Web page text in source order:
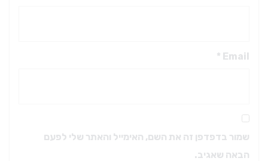
Email
*
שמור בדפדפן זה את השם, האימייל והאתר שלי לפעם
הבאה שאגיב.